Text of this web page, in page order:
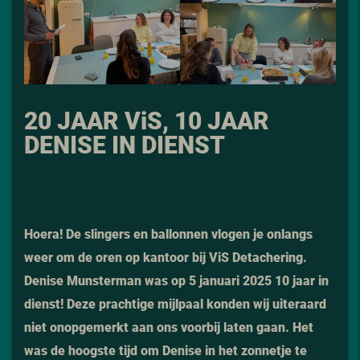
20 JAAR ViS, 10 JAAR
DENISE IN DIENST
Hoera! De slingers en ballonnen vlogen je onlangs
weer om de oren op kantoor bij ViS Detachering.
Denise Munsterman was op 5 januari 2025 10 jaar in
dienst! Deze prachtige mijlpaal konden wij uiteraard
niet onopgemerkt aan ons voorbij laten gaan. Het
was de hoogste tijd om Denise in het zonnetje te